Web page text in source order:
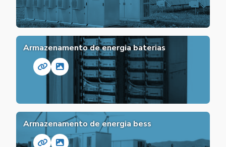
Armazenamento de energia baterias
Armazenamento de energia bess